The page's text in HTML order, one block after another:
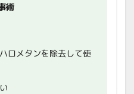
術
ロメタンを除去して使